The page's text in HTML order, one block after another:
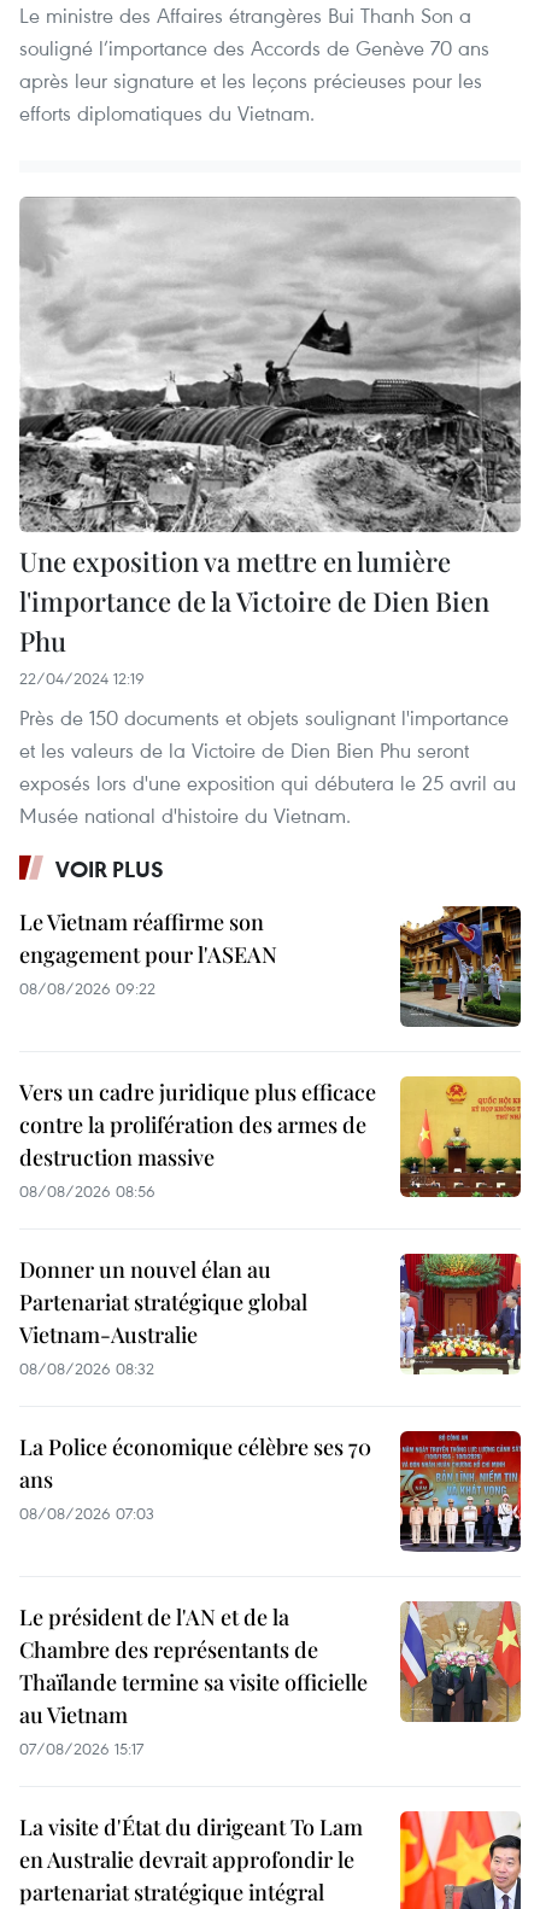
Le ministre des Affaires étrangères Bui Thanh Son a
souligné l’importance des Accords de Genève 70 ans
après leur signature et les leçons précieuses pour les
efforts diplomatiques du Vietnam.
Une exposition va mettre en lumière
l'importance de la Victoire de Dien Bien
Phu
22/04/2024 12:19
Près de 150 documents et objets soulignant l'importance
et les valeurs de la Victoire de Dien Bien Phu seront
exposés lors d'une exposition qui débutera le 25 avril au
Musée national d'histoire du Vietnam.
VOIR PLUS
Le Vietnam réaffirme son
engagement pour l'ASEAN
08/08/2026 09:22
Vers un cadre juridique plus efficace
contre la prolifération des armes de
destruction massive
08/08/2026 08:56
Donner un nouvel élan au
Partenariat stratégique global
Vietnam-Australie
08/08/2026 08:32
La Police économique célèbre ses 70
ans
08/08/2026 07:03
Le président de l'AN et de la
Chambre des représentants de
Thaïlande termine sa visite officielle
au Vietnam
07/08/2026 15:17
La visite d'État du dirigeant To Lam
en Australie devrait approfondir le
partenariat stratégique intégral